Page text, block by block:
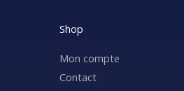
Shop
Mon compte
Contact